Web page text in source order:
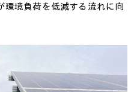
環境負荷を低減する流れに向